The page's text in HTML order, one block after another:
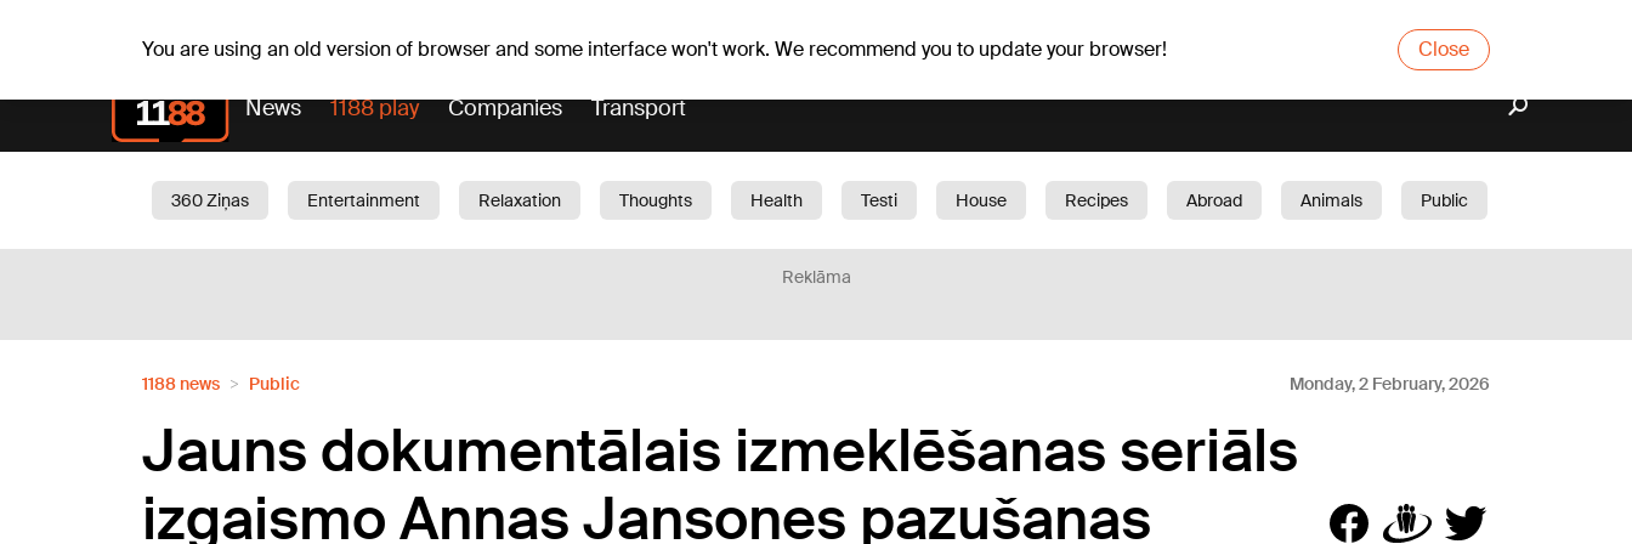
You are using an old version of browser and some interface won't work. We recommend you to update your browser! Close
News 1188 play Companies Transport
360 Ziņas Entertainment Relaxation Thoughts Health Testi House Recipes Abroad Animals
Public
Reklāma
1188 news Public Monday, 2 February, 2026
Jauns dokumentālais izmeklēšanas seriāls
izgaismo Annas Jansones pazušanas